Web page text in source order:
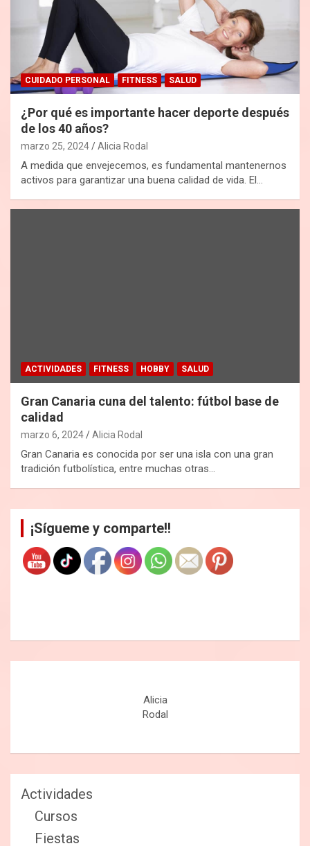
CUIDADO PERSONAL FITNESS SALUD
¿Por qué es importante hacer deporte después
de los 40 años?
marzo 25, 2024 Alicia Rodal
A medida que envejecemos, es fundamental mantenernos
activos para garantizar una buena calidad de vida. El…
ACTIVIDADES FITNESS HOBBY SALUD
Gran Canaria cuna del talento: fútbol base de
calidad
marzo 6, 2024 Alicia Rodal
Gran Canaria es conocida por ser una isla con una gran
tradición futbolística, entre muchas otras…
¡Sígueme y comparte!!
Alicia
Rodal
Actividades
Cursos
Fiestas